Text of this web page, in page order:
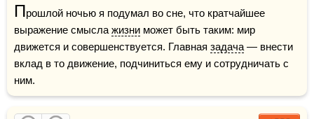
Прошлой ночью я подумал во сне, что кратчайшее
выражение смысла жизни может быть таким: мир
движется и совершенствуется. Главная задача — внести
вклад в то движение, подчиниться ему и сотрудничать с
ним.